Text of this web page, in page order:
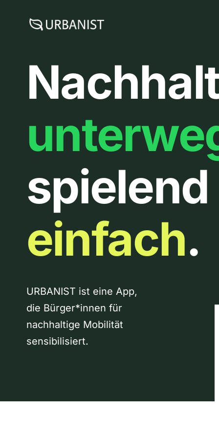
spielend
einfach.
URBANIST ist eine App,
die Bürger*innen für
nachhaltige Mobilität
sensibilisiert.